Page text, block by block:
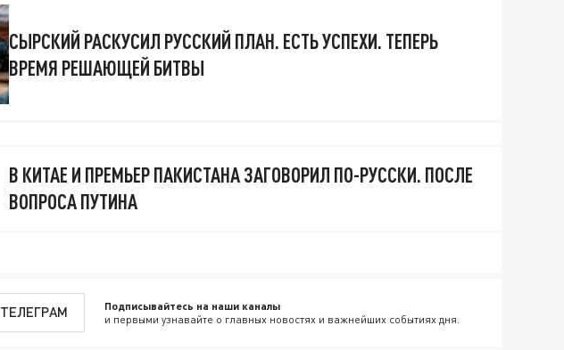
СЫРСКИЙ РАСКУСИЛ РУССКИЙ ПЛАН. ЕСТЬ УСПЕХИ. ТЕПЕРЬ
ВРЕМЯ РЕШАЮЩЕЙ БИТВЫ
В КИТАЕ И ПРЕМЬЕР ПАКИСТАНА ЗАГОВОРИЛ ПО-РУССКИ. ПОСЛЕ
ВОПРОСА ПУТИНА
ТЕЛЕГРАМ Подписывайтесь на наши каналы
и первыми узнавайте о главных новостях и важнейших событиях дня.